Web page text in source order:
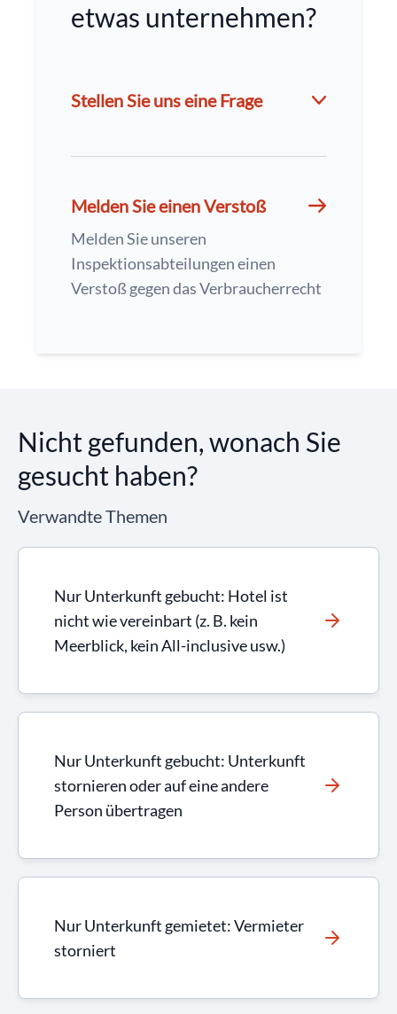
etwas unternehmen?
Stellen Sie uns eine Frage
Melden Sie einen Verstoß
Melden Sie unseren
Inspektionsabteilungen einen
Verstoß gegen das Verbraucherrecht
Nicht gefunden, wonach Sie
gesucht haben?
Verwandte Themen
Nur Unterkunft gebucht: Hotel ist
nicht wie vereinbart (z. B. kein
Meerblick, kein All-inclusive usw.)
Nur Unterkunft gebucht: Unterkunft
stornieren oder auf eine andere
Person übertragen
Nur Unterkunft gemietet: Vermieter
storniert